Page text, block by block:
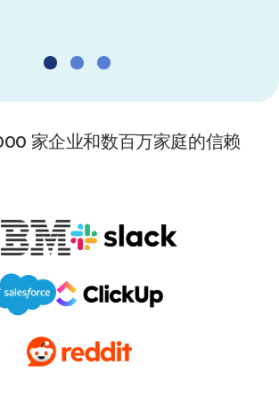
家企业和数百万家庭的信赖